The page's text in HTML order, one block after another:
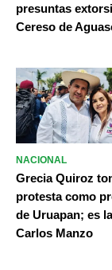
presuntas
Cereso de
NACIONAL
Grecia Quiroz
protesta como
de Uruapan; es
Carlos Manzo